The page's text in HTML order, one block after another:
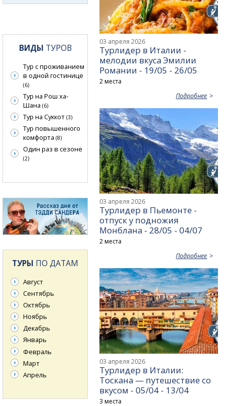
03 апреля 2026
Турлидер в Италии -
мелодии вкуса Эмилии
Романии - 19/05 - 26/05
2 места
Подробнее
03 апреля 2026
Турлидер в Пьемонте -
отпуск у подножия
Монблана - 28/05 - 04/07
2 места
Подробнее
03 апреля 2026
Турлидер в Италии:
Тоскана — путешествие со
вкусом - 05/04 - 13/04
3 места
ВИДЫ ТУРОВ
Тур с проживанием
в одной гостинице
(6)
Тур на Рош ха-
Шана (6)
Тур на Суккот (3)
Тур повышенного
комфорта (8)
Один раз в сезоне
(2)
ТУРЫ ПО ДАТАМ
Август
Сентябрь
Октябрь
Ноябрь
Декабрь
Январь
Февраль
Март
Апрель